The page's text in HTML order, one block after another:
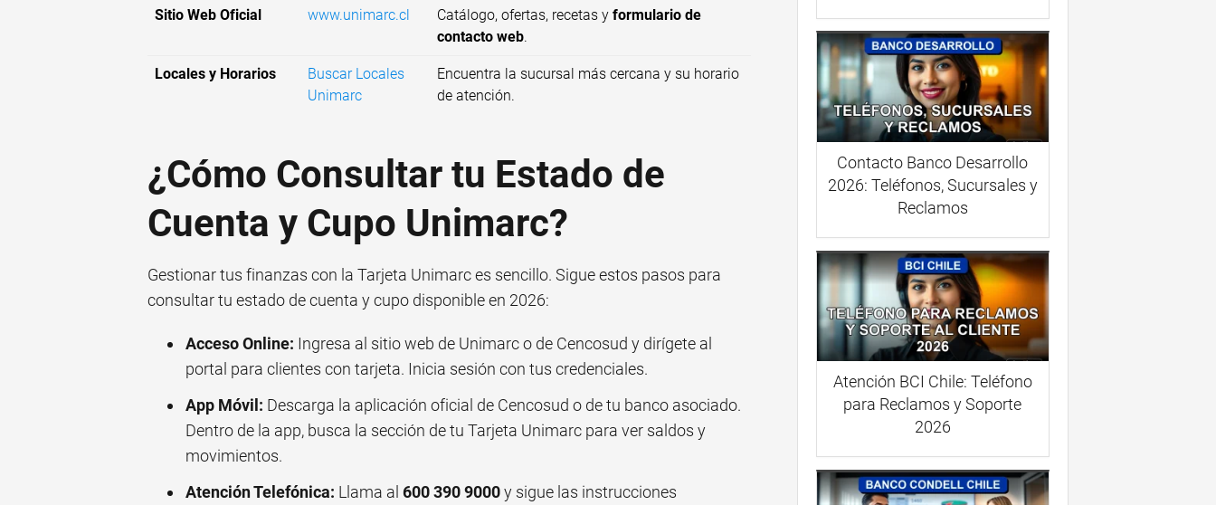
Sitio Web Oficial www.unimarc.cl Catálogo, ofertas, recetas y formulario de
contacto web.
Locales y Horarios
Buscar Locales
Unimarc
Encuentra la sucursal más cercana y su horario
de atención.
¿Cómo Consultar tu Estado de
Cuenta y Cupo Unimarc?
Gestionar tus finanzas con la Tarjeta Unimarc es sencillo. Sigue estos pasos para
consultar tu estado de cuenta y cupo disponible en 2026:
Acceso Online: Ingresa al sitio web de Unimarc o de Cencosud y dirígete al
portal para clientes con tarjeta. Inicia sesión con tus credenciales.
App Móvil: Descarga la aplicación oficial de Cencosud o de tu banco asociado.
Dentro de la app, busca la sección de tu Tarjeta Unimarc para ver saldos y
movimientos.
Atención Telefónica: Llama al 600 390 9000y sigue las instrucciones
Contacto Banco Desarrollo
2026: Teléfonos, Sucursales y
Reclamos
Atención BCI Chile: Teléfono
para Reclamos y Soporte
2026